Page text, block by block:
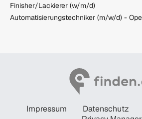
Finisher/Lackierer (w/m/d)
Impressum Datenschutz